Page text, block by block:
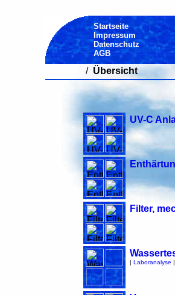
Startseite
Impressum
Datenschutz
AGB
/ Übersicht
UV-C
Filter,
| Laboranalyse |